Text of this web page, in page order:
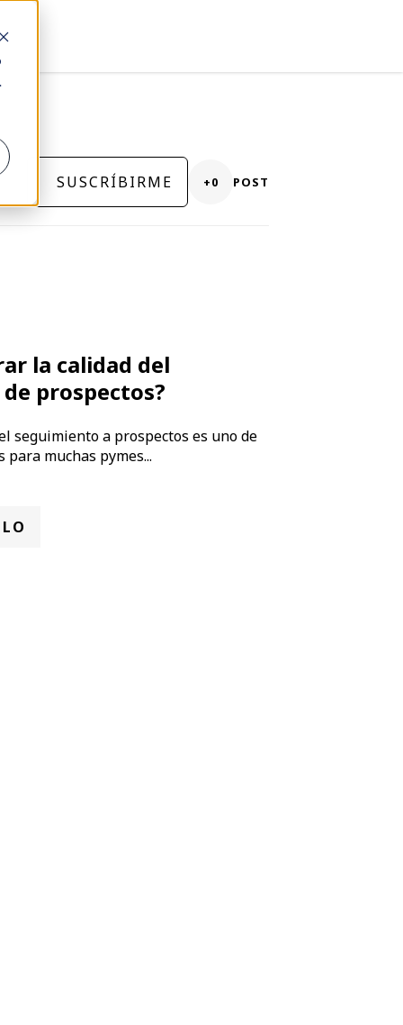
SUSCRÍBIRME +0 POST
la calidad del
prospectos?
seguimiento a prospectos es uno de
muchas pymes...